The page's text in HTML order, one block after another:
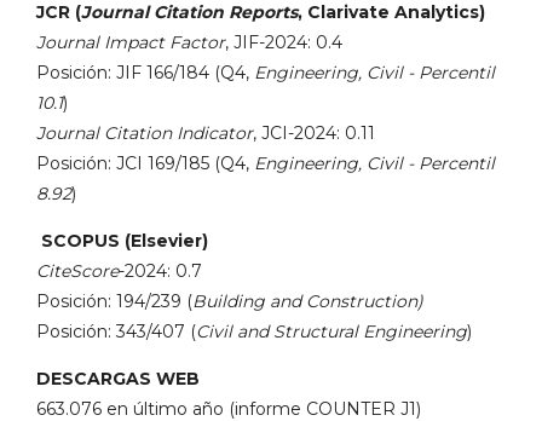
JCR (Journal Citation Reports, Clarivate Analytics)
Journal Impact Factor, JIF-2024: 0.4
Posición: JIF 166/184 (Q4, Engineering, Civil - Percentil
10.1)
Journal Citation Indicator, JCI-2024: 0.11
Posición: JCI 169/185 (Q4, Engineering, Civil - Percentil
8.92)
SCOPUS (Elsevier)
CiteScore-2024: 0.7
Posición: 194/239 (Building and Construction)
Posición: 343/407 (Civil and Structural Engineering)
DESCARGAS WEB
663.076 en último año (informe COUNTER J1)